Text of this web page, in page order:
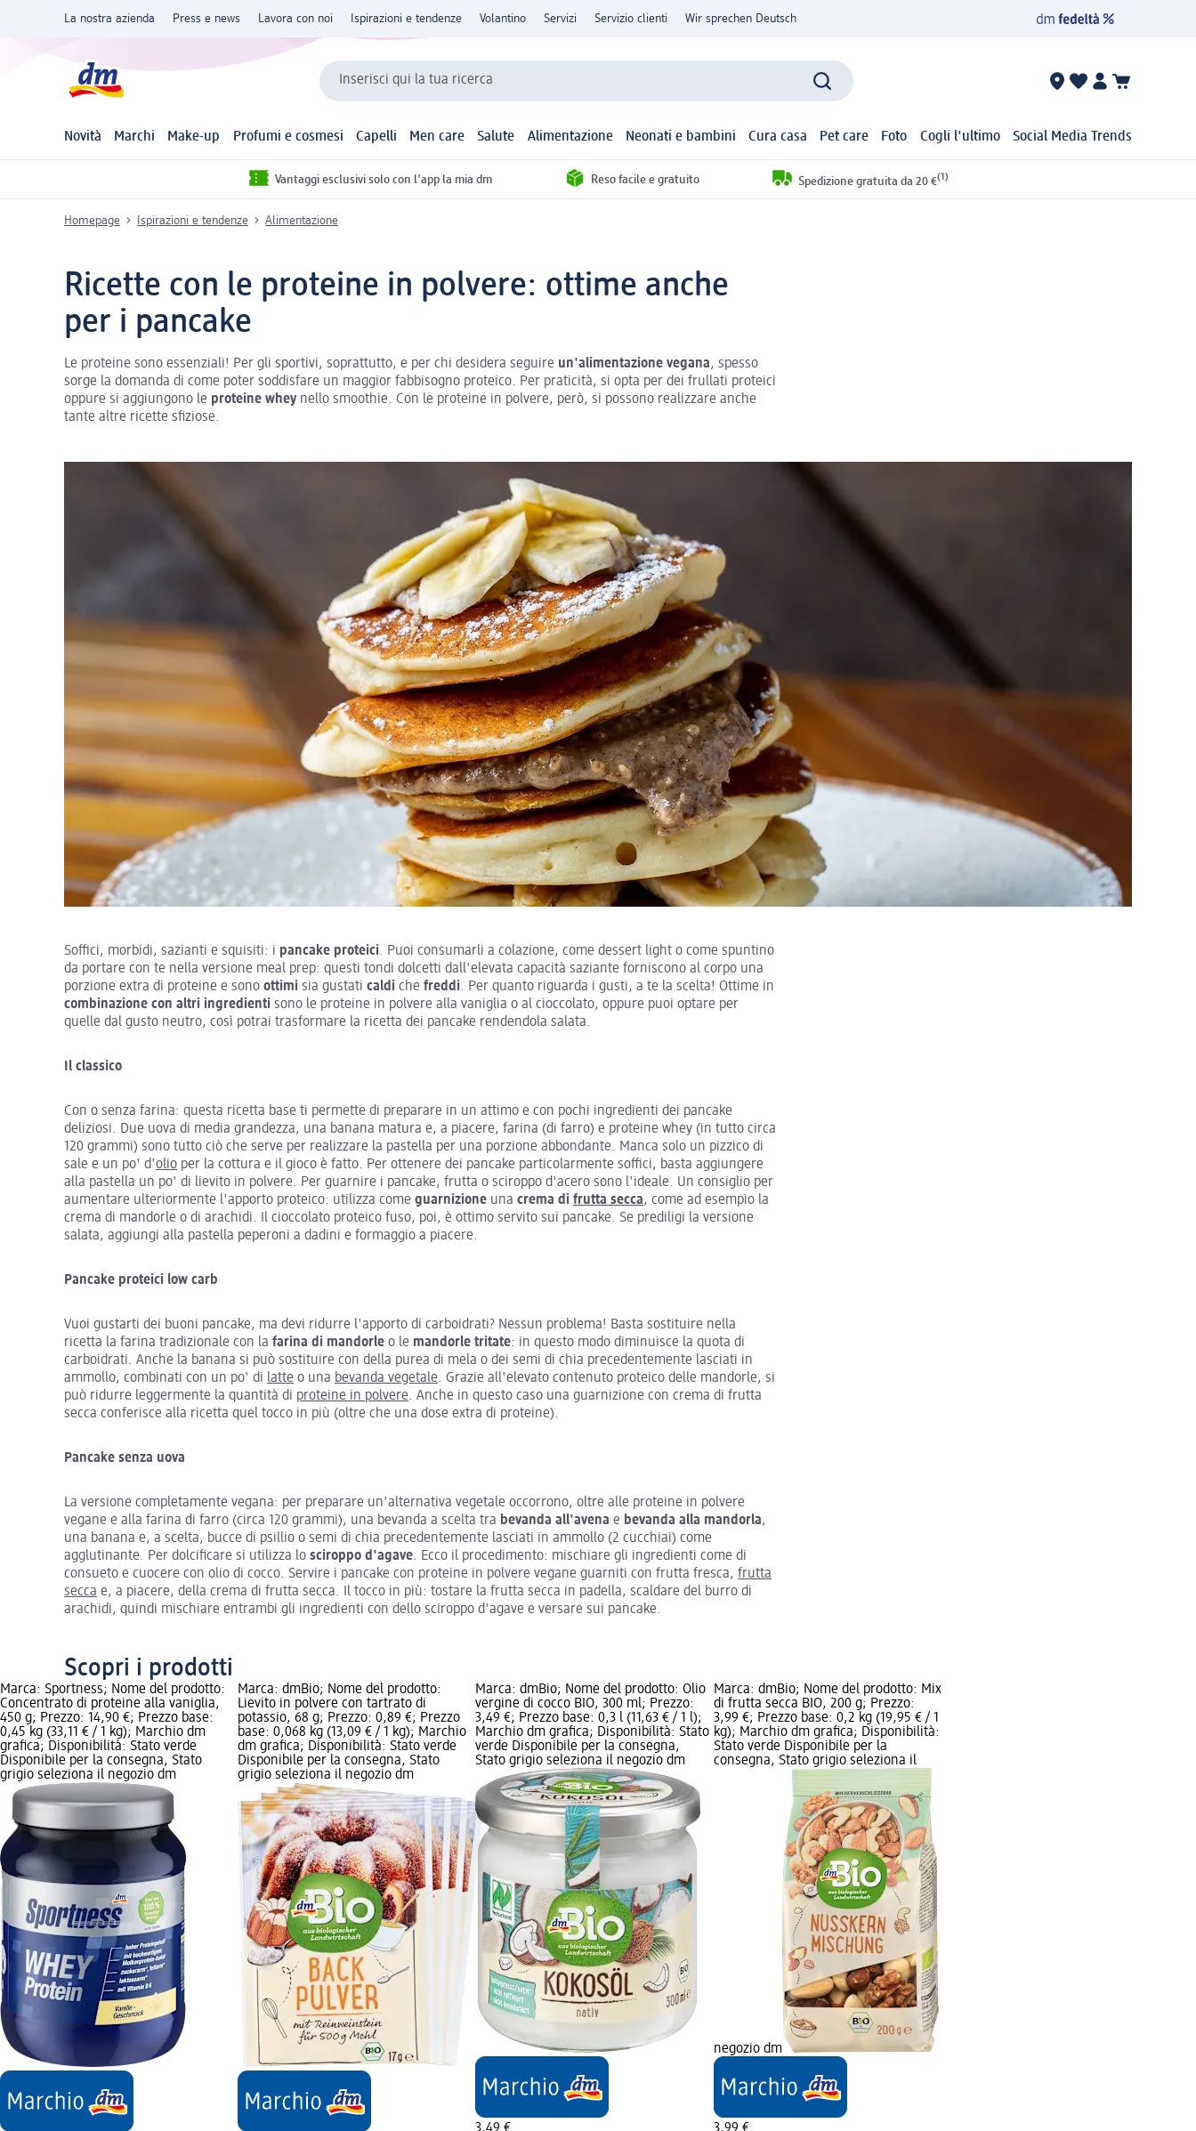
La nostra azienda Press e news Lavora con noi Ispirazioni e tendenze Volantino Servizi Servizio clienti Wir sprechen Deutsch
Inserisci qui la tua ricerca
Novità Marchi Make-up Profumi e cosmesi Capelli Men care Salute Alimentazione Neonati e bambini Cura casa Pet care Foto Cogli l'ultimo Social Media Trends
Vantaggi esclusivi solo con l'app la mia dm Reso facile e gratuito Spedizione gratuita da 20 €(1)
Homepage Ispirazioni e tendenze Alimentazione
Ricette con le proteine in polvere: ottime anche
per i pancake
Le proteine sono essenziali! Per gli sportivi, soprattutto, e per chi desidera seguire un'alimentazione vegana, spesso
sorge la domanda di come poter soddisfare un maggior fabbisogno proteico. Per praticità, si opta per dei frullati proteici
oppure si aggiungono le proteine whey nello smoothie. Con le proteine in polvere, però, si possono realizzare anche
tante altre ricette sfiziose.
Soffici, morbidi, sazianti e squisiti: i pancake proteici. Puoi consumarli a colazione, come dessert light o come spuntino
da portare con te nella versione meal prep: questi tondi dolcetti dall'elevata capacità saziante forniscono al corpo una
porzione extra di proteine e sono ottimi sia gustati caldi che freddi. Per quanto riguarda i gusti, a te la scelta! Ottime in
combinazione con altri ingredienti sono le proteine in polvere alla vaniglia o al cioccolato, oppure puoi optare per
quelle dal gusto neutro, così potrai trasformare la ricetta dei pancake rendendola salata.
Il classico
Con o senza farina: questa ricetta base ti permette di preparare in un attimo e con pochi ingredienti dei pancake
deliziosi. Due uova di media grandezza, una banana matura e, a piacere, farina (di farro) e proteine whey (in tutto circa
120 grammi) sono tutto ciò che serve per realizzare la pastella per una porzione abbondante. Manca solo un pizzico di
sale e un po' d'olio per la cottura e il gioco è fatto. Per ottenere dei pancake particolarmente soffici, basta aggiungere
alla pastella un po' di lievito in polvere. Per guarnire i pancake, frutta o sciroppo d'acero sono l'ideale. Un consiglio per
aumentare ulteriormente l'apporto proteico: utilizza come guarnizione una crema di frutta secca, come ad esempio la
crema di mandorle o di arachidi. Il cioccolato proteico fuso, poi, è ottimo servito sui pancake. Se prediligi la versione
salata, aggiungi alla pastella peperoni a dadini e formaggio a piacere.
Pancake proteici low carb
Vuoi gustarti dei buoni pancake, ma devi ridurre l'apporto di carboidrati? Nessun problema! Basta sostituire nella
ricetta la farina tradizionale con la farina di mandorle o le mandorle tritate: in questo modo diminuisce la quota di
carboidrati. Anche la banana si può sostituire con della purea di mela o dei semi di chia precedentemente lasciati in
ammollo, combinati con un po' di latte o una bevanda vegetale. Grazie all'elevato contenuto proteico delle mandorle, si
può ridurre leggermente la quantità di proteine in polvere. Anche in questo caso una guarnizione con crema di frutta
secca conferisce alla ricetta quel tocco in più (oltre che una dose extra di proteine).
Pancake senza uova
La versione completamente vegana: per preparare un'alternativa vegetale occorrono, oltre alle proteine in polvere
vegane e alla farina di farro (circa 120 grammi), una bevanda a scelta tra bevanda all'avena e bevanda alla mandorla,
una banana e, a scelta, bucce di psillio o semi di chia precedentemente lasciati in ammollo (2 cucchiai) come
agglutinante. Per dolcificare si utilizza lo sciroppo d'agave. Ecco il procedimento: mischiare gli ingredienti come di
consueto e cuocere con olio di cocco. Servire i pancake con proteine in polvere vegane guarniti con frutta fresca, frutta
secca e, a piacere, della crema di frutta secca. Il tocco in più: tostare la frutta secca in padella, scaldare del burro di
arachidi, quindi mischiare entrambi gli ingredienti con dello sciroppo d'agave e versare sui pancake.
Scopri i prodotti
Marca: Sportness; Nome del prodotto:
Concentrato di proteine alla vaniglia,
450 g; Prezzo: 14,90 €; Prezzo base:
0,45 kg (33,11 € / 1 kg); Marchio dm
grafica; Disponibilità: Stato verde
Disponibile per la consegna, Stato
grigio seleziona il negozio dm
Marca: dmBio; Nome del prodotto:
Lievito in polvere con tartrato di
potassio, 68 g; Prezzo: 0,89 €; Prezzo
base: 0,068 kg (13,09 € / 1 kg); Marchio
dm grafica; Disponibilità: Stato verde
Disponibile per la consegna, Stato
grigio seleziona il negozio dm
Marca: dmBio; Nome del prodotto: Olio
vergine di cocco BIO, 300 ml; Prezzo:
3,49 €; Prezzo base: 0,3 l (11,63 € / 1 l);
Marchio dm grafica; Disponibilità: Stato
verde Disponibile per la consegna,
Stato grigio seleziona il negozio dm
3,49 €
Marca: dmBio; Nome del prodotto: Mix
di frutta secca BIO, 200 g; Prezzo:
3,99 €; Prezzo base: 0,2 kg (19,95 € / 1
kg); Marchio dm grafica; Disponibilità:
Stato verde Disponibile per la
consegna, Stato grigio seleziona il
negozio dm
3,99 €